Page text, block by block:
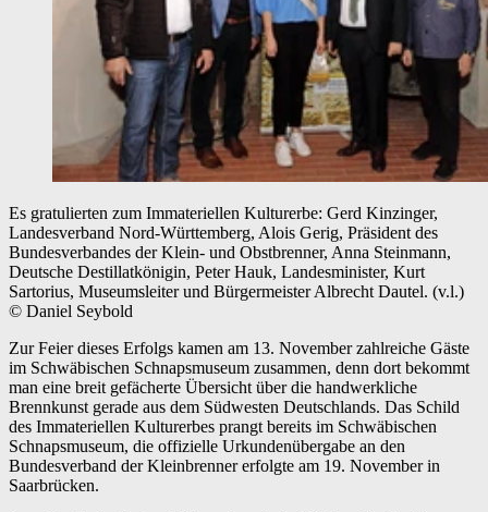
Es gratulierten zum Immateriellen Kulturerbe: Gerd Kinzinger,
Landesverband Nord-Württemberg, Alois Gerig, Präsident des
Bundesverbandes der Klein- und Obstbrenner, Anna Steinmann,
Deutsche Destillatkönigin, Peter Hauk, Landesminister, Kurt
Sartorius, Museumsleiter und Bürgermeister Albrecht Dautel. (v.l.)
© Daniel Seybold
Zur Feier dieses Erfolgs kamen am 13. November zahlreiche Gäste
im Schwäbischen Schnapsmuseum zusammen, denn dort bekommt
man eine breit gefächerte Übersicht über die handwerkliche
Brennkunst gerade aus dem Südwesten Deutschlands. Das Schild
des Immateriellen Kulturerbes prangt bereits im Schwäbischen
Schnapsmuseum, die offizielle Urkundenübergabe an den
Bundesverband der Kleinbrenner erfolgte am 19. November in
Saarbrücken.